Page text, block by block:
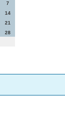
7
14
21
28